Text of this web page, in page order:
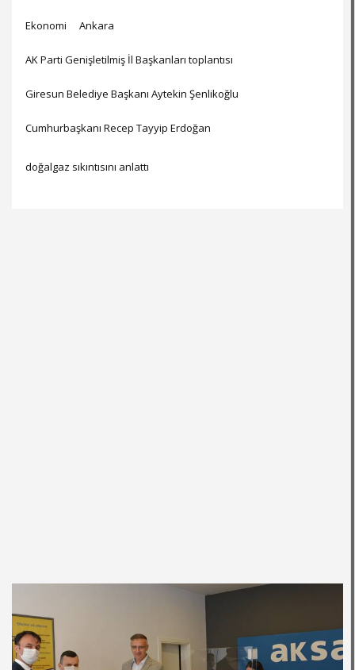
Ekonomi Ankara
AK Parti Genişletilmiş İl Başkanları toplantısı
Giresun Belediye Başkanı Aytekin Şenlikoğlu
Cumhurbaşkanı Recep Tayyip Erdoğan
doğalgaz sıkıntısını anlattı